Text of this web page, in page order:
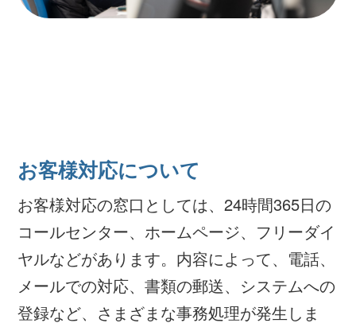
お客様対応について
お客様対応の窓口としては、24時間365日の
コールセンター、ホームページ、フリーダイ
ヤルなどがあります。内容によって、電話、
メールでの対応、書類の郵送、システムへの
登録など、さまざまな事務処理が発生しま